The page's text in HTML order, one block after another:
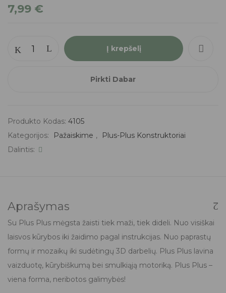
7,99 €
Į krepšelį
Pirkti Dabar
Produkto Kodas: 4105
Kategorijos:
Pažaiskime ,
Plus-Plus Konstruktoriai
Dalintis:
Aprašymas
Su Plus Plus mėgsta žaisti tiek maži, tiek dideli. Nuo visiškai
laisvos kūrybos iki žaidimo pagal instrukcijas. Nuo paprastų
formų ir mozaikų iki sudėtingų 3D darbelių. Plus Plus lavina
vaizduotę, kūrybiškumą bei smulkiąją motoriką. Plus Plus –
viena forma, neribotos galimybės!